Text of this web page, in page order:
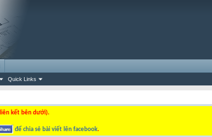
Quick Links
kết bên dưới).
để chia sẻ bài viết lên facebook.